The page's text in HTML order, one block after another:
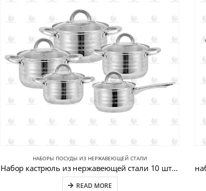
НАБОРЫ ПОСУДЫ ИЗ НЕРЖАВЕЮЩЕЙ СТАЛИ
Набор кастрюль из нержавеющей стали 10 штук CW-B037
READ MORE